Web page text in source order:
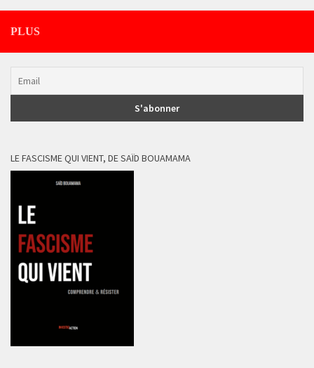
PLUS
LE FASCISME QUI VIENT, DE SAÏD BOUAMAMA